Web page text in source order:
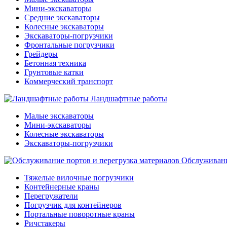
Мини-экскаваторы
Средние экскаваторы
Колесные экскаваторы
Экскаваторы-погрузчики
Фронтальные погрузчики
Грейдеры
Бетонная техника
Грунтовые катки
Коммерческий транспорт
Ландшафтные работы
Малые экскаваторы
Мини-экскаваторы
Колесные экскаваторы
Экскаваторы-погрузчики
Тяжелые вилочные погрузчики
Контейнерные краны
Перегружатели
Погрузчик для контейнеров
Портальные поворотные краны
Ричстакеры